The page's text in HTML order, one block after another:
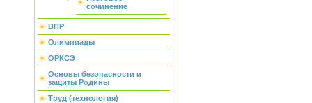
сочинение
ВПР
Олимпиады
ОРКСЭ
Основы безопасности и
защиты Родины
Труд (технология)